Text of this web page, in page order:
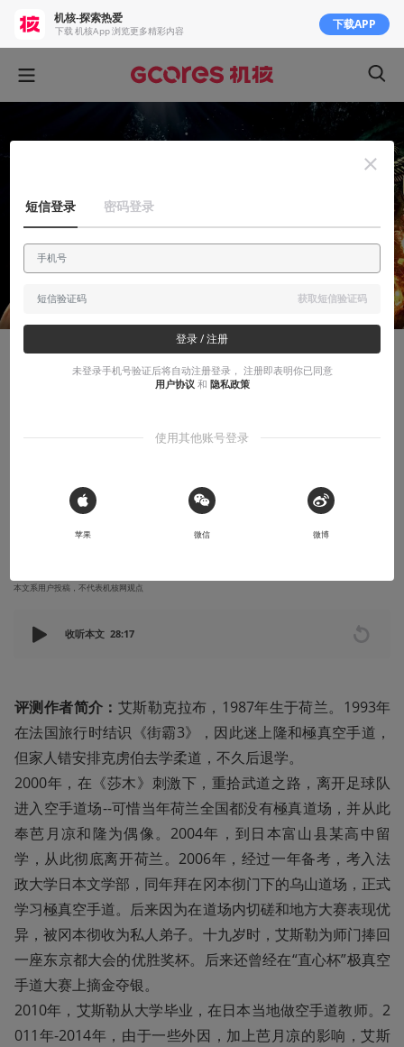
IGN的《莎木》铁粉编辑会给《莎木3》打
IGN日本分站评论：保持了全系列独特的魅力，但是更加顺畅
chenzj 2019-11-26
本文系用户投稿，不代表机核网观点
收听本文 28:17
评测作者简介： 艾斯勒克拉布，1987年生于荷兰。1993年
在法国旅行时结识《街霸3》，因此迷上隆和極真空手道，
但家人错安排克虏伯去学柔道，不久后退学。
2000年，在《莎木》刺激下，重拾武道之路，离开足球队
进入空手道场--可惜当年荷兰全国都没有極真道场，并从此
奉芭月凉和隆为偶像。2004年，到日本富山县某高中留
学，从此彻底离开荷兰。2006年，经过一年备考，考入法
政大学日本文学部，同年拜在冈本彻门下的乌山道场，正式
学习極真空手道。后来因为在道场内切磋和地方大赛表现优
异，被冈本彻收为私人弟子。十九岁时，艾斯勒为师门捧回
一座东京都大会的优胜奖杯。后来还曾经在“直心杯”极真空
手道大赛上摘金夺银。
2010年，艾斯勒从大学毕业，在日本当地做空手道教师。2
011年-2014年，由于一些外因，加上芭月凉的影响，艾斯
机核-探索热爱
下载 机核App 浏览更多精彩内容 下载APP
短信登录 密码登录
获取短信验证码
登录 / 注册
未登录手机号验证后将自动注册登录， 注册即表明你已同意
用户协议 和 隐私政策
使用其他账号登录
 Sign in with Apple
苹果 微信 微博